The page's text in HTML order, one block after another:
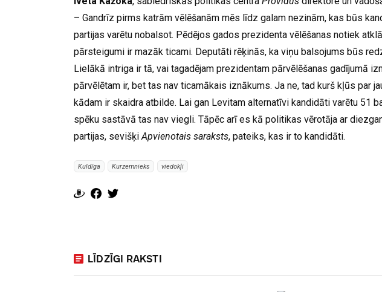
– Gandrīz pirms katrām vēlēšanām mēs līdz galam nezinām, kas būs
partijas varētu nobalsot. Pēdējos gados prezidenta vēlēšanas notiek
pārsteigumi ir mazāk ticami. Deputāti rēķinās, ka viņu balsojums būs
Lielākā intriga ir tā, vai tagadējam prezidentam pārvēlēšanas gadījumā
pārvēlētam ir, bet tas nav ticamākais iznākums. Ja ne, tad kurš kļūs par
kādam ir skaidra atbilde. Lai gan Levitam alternatīvi kandidāti varētu 51
spēku sastāvā tas nav viegli. Tāpēc arī es kā politikas vērotāja ar
partijas, sevišķiApvienotais saraksts, pateiks, kas ir to kandidāti.
Kuldīga Kurzemnieks viedokļi
LĪDZĪGI RAKSTI